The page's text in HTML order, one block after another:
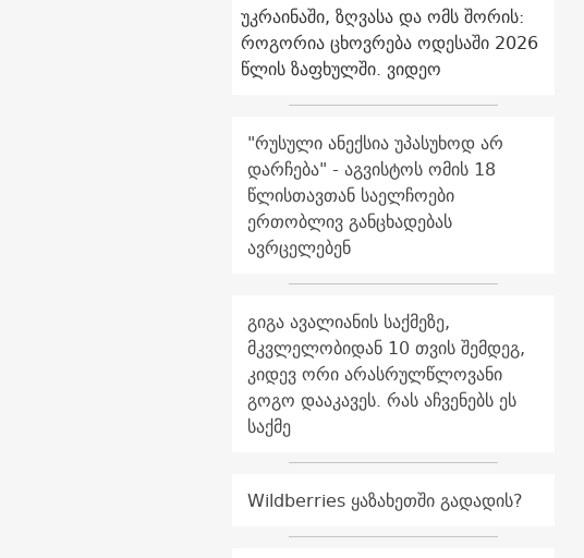
უკრაინაში, ზღვასა და ომს შორის:
როგორია ცხოვრება ოდესაში 2026
წლის ზაფხულში. ვიდეო
"რუსული ანექსია უპასუხოდ არ
დარჩება" - აგვისტოს ომის 18
წლისთავთან საელჩოები
ერთობლივ განცხადებას
ავრცელებენ
გიგა ავალიანის საქმეზე,
მკვლელობიდან 10 თვის შემდეგ,
კიდევ ორი არასრულწლოვანი
გოგო დააკავეს. რას აჩვენებს ეს
საქმე
Wildberries ყაზახეთში გადადის?